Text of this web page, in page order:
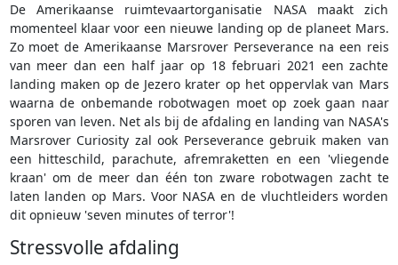
De Amerikaanse ruimtevaartorganisatie NASA maakt zich
momenteel klaar voor een nieuwe landing op de planeet Mars.
Zo moet de Amerikaanse Marsrover Perseverance na een reis
van meer dan een half jaar op 18 februari 2021 een zachte
landing maken op de Jezero krater op het oppervlak van Mars
waarna de onbemande robotwagen moet op zoek gaan naar
sporen van leven. Net als bij de afdaling en landing van NASA's
Marsrover Curiosity zal ook Perseverance gebruik maken van
een hitteschild, parachute, afremraketten en een 'vliegende
kraan' om de meer dan één ton zware robotwagen zacht te
laten landen op Mars. Voor NASA en de vluchtleiders worden
dit opnieuw 'seven minutes of terror'!
Stressvolle afdaling